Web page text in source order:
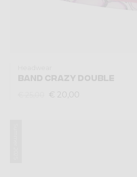
BAND CRAZY DOUBLE
€ 20,00